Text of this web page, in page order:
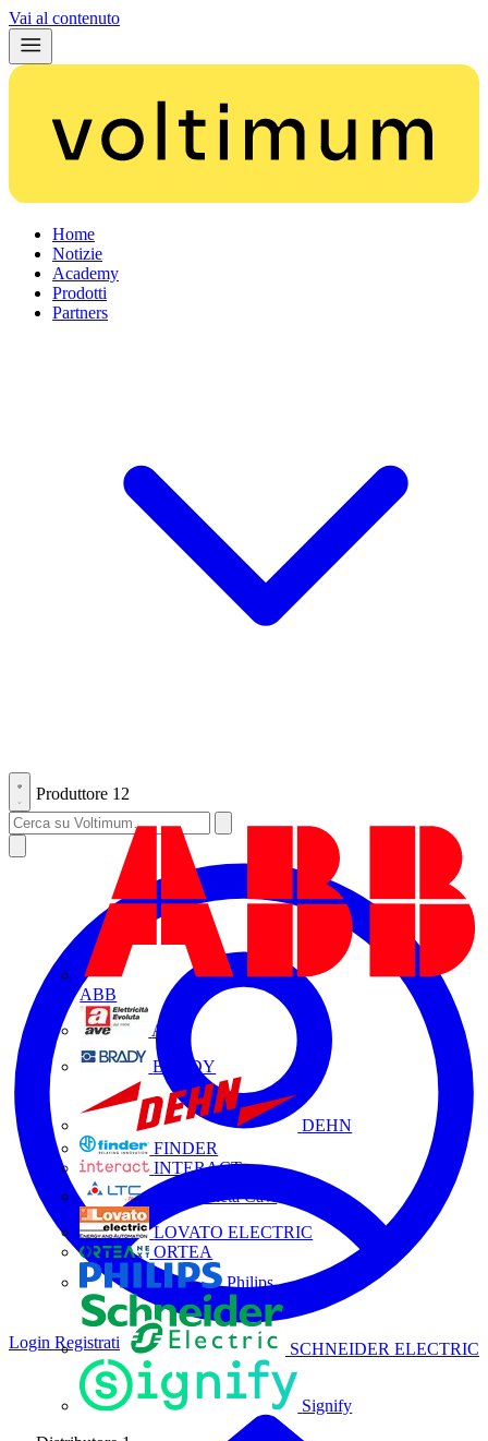
Vai al contenuto
Home
Notizie
Academy
Prodotti
Partners
Produttore 12
ABB
AVE
BRADY
DEHN
FINDER
INTERACT
La Triveneta Cavi
LOVATO ELECTRIC
ORTEA
Philips
SCHNEIDER ELECTRIC
Signify
Login Registrati